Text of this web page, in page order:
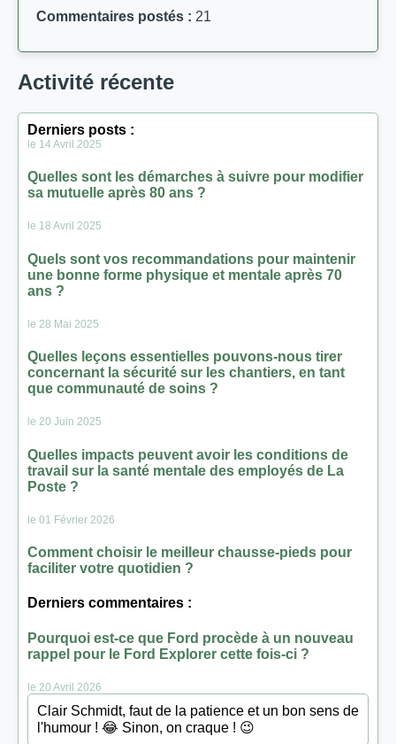
Commentaires postés : 21
Activité récente
Derniers posts :
le 14 Avril 2025
Quelles sont les démarches à suivre pour modifier
sa mutuelle après 80 ans ?
le 18 Avril 2025
Quels sont vos recommandations pour maintenir
une bonne forme physique et mentale après 70
ans ?
le 28 Mai 2025
Quelles leçons essentielles pouvons-nous tirer
concernant la sécurité sur les chantiers, en tant
que communauté de soins ?
le 20 Juin 2025
Quelles impacts peuvent avoir les conditions de
travail sur la santé mentale des employés de La
Poste ?
le 01 Février 2026
Comment choisir le meilleur chausse-pieds pour
faciliter votre quotidien ?
Derniers commentaires :
Pourquoi est-ce que Ford procède à un nouveau
rappel pour le Ford Explorer cette fois-ci ?
le 20 Avril 2026
Clair Schmidt, faut de la patience et un bon sens de
l'humour ! 😂 Sinon, on craque ! 😉